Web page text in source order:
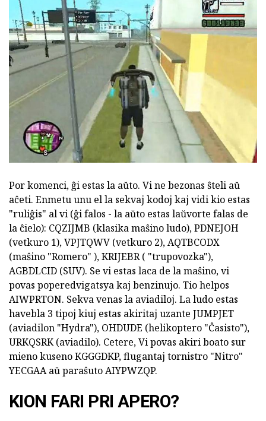
Por komenci, ĝi estas la aŭto. Vi ne bezonas ŝteli aŭ
aĉeti. Enmetu unu el la sekvaj kodoj kaj vidi kio estas
"ruliĝis" al vi (ĝi falos - la aŭto estas laŭvorte falas de
la ĉielo): CQZIJMB (klasika maŝino ludo), PDNEJOH
(vetkuro 1), VPJTQWV (vetkuro 2), AQTBCODX
(maŝino "Romero" ), KRIJEBR ( "trupovozka"),
AGBDLCID (SUV). Se vi estas laca de la maŝino, vi
povas poperedvigatsya kaj benzinujo. Tio helpos
AIWPRTON. Sekva venas la aviadiloj. La ludo estas
havebla 3 tipoj kiuj estas akiritaj uzante JUMPJET
(aviadilon "Hydra"), OHDUDE (helikoptero "Ĉasisto"),
URKQSRK (aviadilo). Cetere, Vi povas akiri boato sur
mieno kuseno KGGGDKP, flugantaj tornistro "Nitro"
YECGAA aŭ paraŝuto AIYPWZQP.
KION FARI PRI APERO?